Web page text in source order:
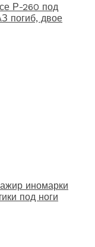
Р-260 под
погиб, двое
иномарки
под ноги